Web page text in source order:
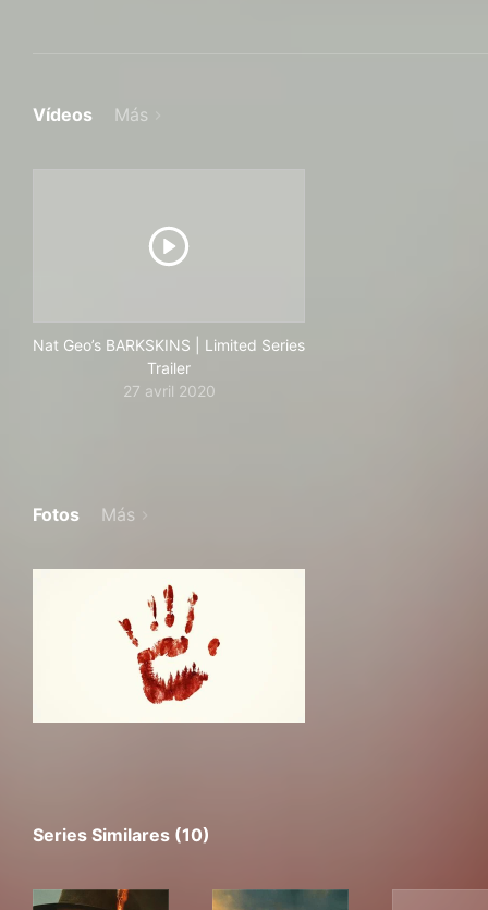
Vídeos Más
Nat Geo’s BARKSKINS | Limited Series
Trailer
27 avril 2020
Fotos Más
Series Similares (10)